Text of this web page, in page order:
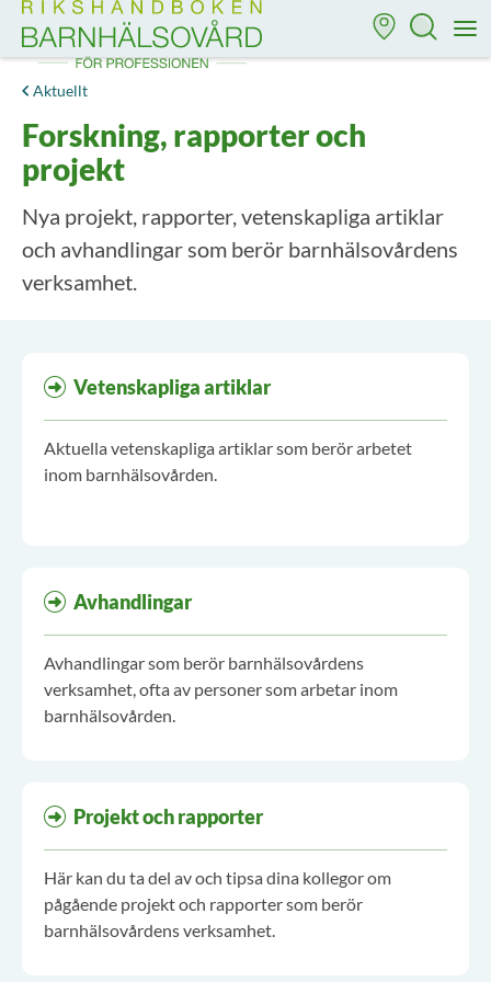
Till startsidan för Rikshandboken i barnhälsovård
Aktuellt
Forskning, rapporter och
projekt
Nya projekt, rapporter, vetenskapliga artiklar
och avhandlingar som berör barnhälsovårdens
verksamhet.
Vetenskapliga artiklar
Aktuella vetenskapliga artiklar som berör arbetet
inom barnhälsovården.
Avhandlingar
Avhandlingar som berör barnhälsovårdens
verksamhet, ofta av personer som arbetar inom
barnhälsovården.
Projekt och rapporter
Här kan du ta del av och tipsa dina kollegor om
pågående projekt och rapporter som berör
barnhälsovårdens verksamhet.